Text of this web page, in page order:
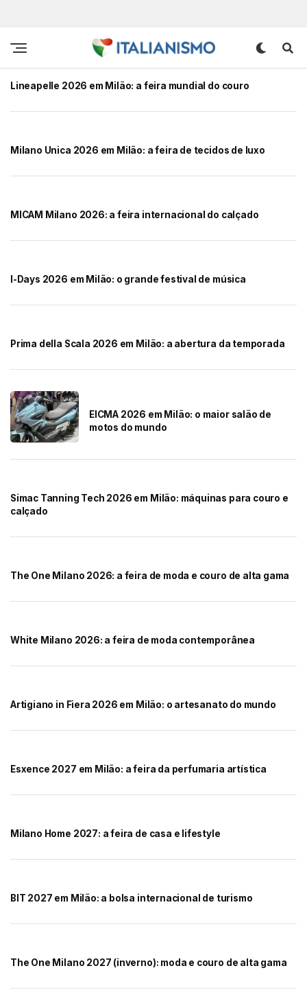
Lineapelle 2026 em Milão: a feira mundial do couro
Milano Unica 2026 em Milão: a feira de tecidos de luxo
MICAM Milano 2026: a feira internacional do calçado
I-Days 2026 em Milão: o grande festival de música
Prima della Scala 2026 em Milão: a abertura da temporada
EICMA 2026 em Milão: o maior salão de
motos do mundo
Simac Tanning Tech 2026 em Milão: máquinas para couro e
calçado
The One Milano 2026: a feira de moda e couro de alta gama
White Milano 2026: a feira de moda contemporânea
Artigiano in Fiera 2026 em Milão: o artesanato do mundo
Esxence 2027 em Milão: a feira da perfumaria artística
Milano Home 2027: a feira de casa e lifestyle
BIT 2027 em Milão: a bolsa internacional de turismo
The One Milano 2027 (inverno): moda e couro de alta gama